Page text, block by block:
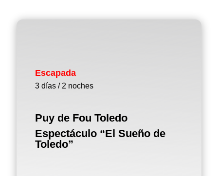
Escapada
3 días / 2 noches
Puy de Fou Toledo
Espectáculo “El Sueño de
Toledo”